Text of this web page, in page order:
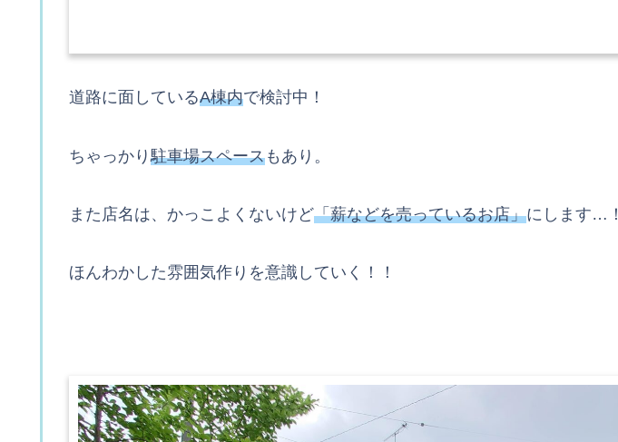
道路に面しているA棟内で検討中！
ちゃっかり 駐車場スペースもあり。
また店名は、かっこよくないけど「薪などを売っているお店」にします…！
ほんわかした雰囲気作りを意識していく！！